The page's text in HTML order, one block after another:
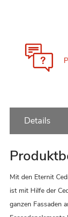
Bildgalerie
springen
Details
Mit den Eternit
ist mit Hilfe der
ganzen Fassaden